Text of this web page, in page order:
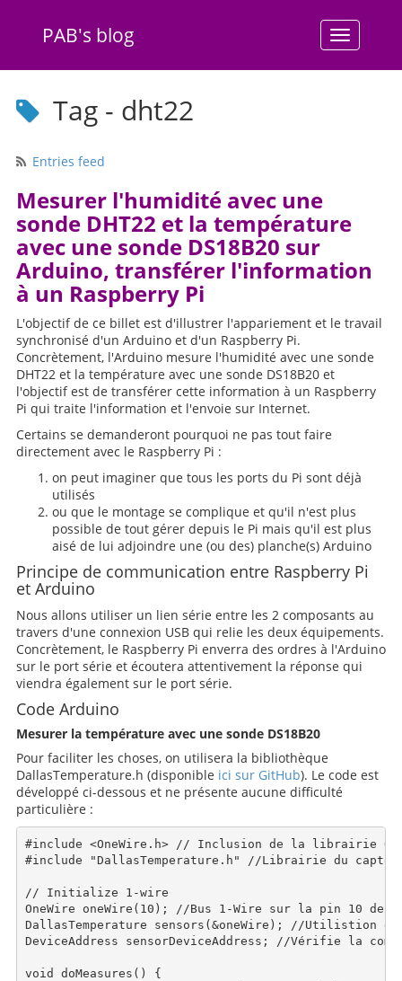
Menu
PAB's blog
Tag - dht22
Entries feed
Mesurer l'humidité avec une
sonde DHT22 et la température
avec une sonde DS18B20 sur
Arduino, transférer l'information
à un Raspberry Pi
L'objectif de ce billet est d'illustrer l'appariement et le travail
synchronisé d'un Arduino et d'un Raspberry Pi.
Concrètement, l'Arduino mesure l'humidité avec une sonde
DHT22 et la température avec une sonde DS18B20 et
l'objectif est de transférer cette information à un Raspberry
Pi qui traite l'information et l'envoie sur Internet.
Certains se demanderont pourquoi ne pas tout faire
directement avec le Raspberry Pi :
on peut imaginer que tous les ports du Pi sont déjà
utilisés
ou que le montage se complique et qu'il n'est plus
possible de tout gérer depuis le Pi mais qu'il est plus
aisé de lui adjoindre une (ou des) planche(s) Arduino
Principe de communication entre Raspberry Pi
et Arduino
Nous allons utiliser un lien série entre les 2 composants au
travers d'une connexion USB qui relie les deux équipements.
Concrètement, le Raspberry Pi enverra des ordres à l'Arduino
sur le port série et écoutera attentivement la réponse qui
viendra également sur le port série.
Code Arduino
Mesurer la température avec une sonde DS18B20
Pour faciliter les choses, on utilisera la bibliothèque
DallasTemperature.h (disponible ici sur GitHub). Le code est
développé ci-dessous et ne présente aucune difficulté
particulière :
#include <OneWire.h> // Inclusion de la librairie
#include "DallasTemperature.h" //Librairie du
// Initialize 1-wire
OneWire oneWire(10); //Bus 1-Wire sur la pin 10 de
DallasTemperature sensors(&oneWire); //Utilistion
DeviceAddress sensorDeviceAddress; //Vérifie la
void doMeasures() {